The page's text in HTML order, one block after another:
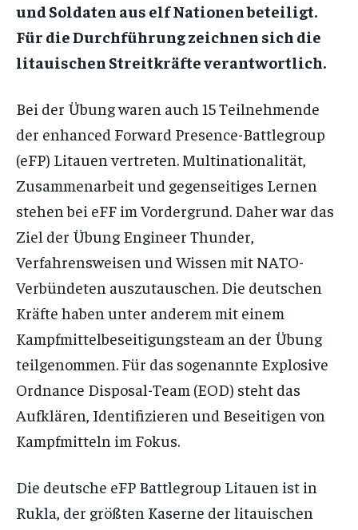
und Soldaten aus elf Nationen beteiligt.
Für die Durchführung zeichnen sich die
litauischen Streitkräfte verantwortlich.
Bei der Übung waren auch 15 Teilnehmende
der enhanced Forward Presence-Battlegroup
(eFP) Litauen vertreten. Multinationalität,
Zusammenarbeit und gegenseitiges Lernen
stehen bei eFF im Vordergrund. Daher war das
Ziel der Übung Engineer Thunder,
Verfahrensweisen und Wissen mit NATO-
Verbündeten auszutauschen. Die deutschen
Kräfte haben unter anderem mit einem
Kampfmittelbeseitigungsteam an der Übung
teilgenommen. Für das sogenannte Explosive
Ordnance Disposal-Team (EOD) steht das
Aufklären, Identifizieren und Beseitigen von
Kampfmitteln im Fokus.
Die deutsche eFP Battlegroup Litauen ist in
Rukla, der größten Kaserne der litauischen